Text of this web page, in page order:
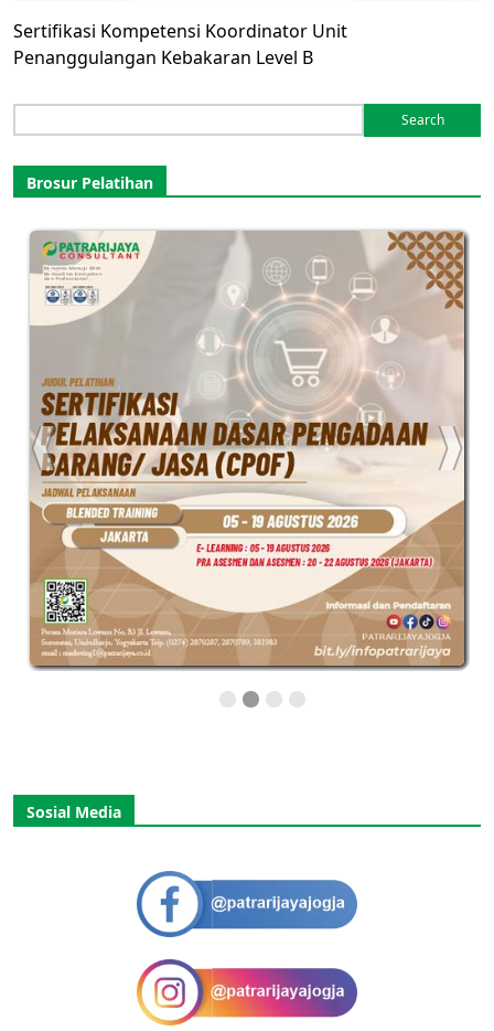
Sertifikasi Kompetensi Koordinator Unit
Penanggulangan Kebakaran Level B
for:
Brosur Pelatihan
Sosial Media